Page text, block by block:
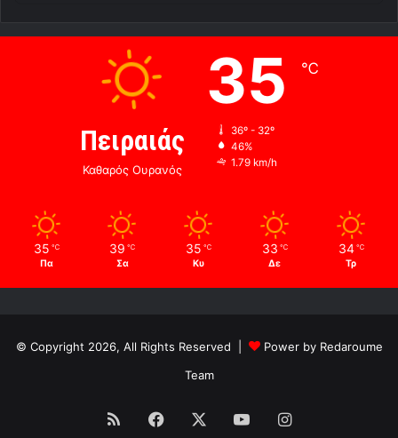
Πειραιάς
Καθαρός Ουρανός
35 ℃
36º - 32º
46%
1.79 km/h
35 ℃
Πα
39 ℃
Σα
35 ℃
Κυ
33 ℃
Δε
34 ℃
Τρ
© Copyright 2026, All Rights Reserved |
Power by Redaroume
Team
RSS Facebook YouTubeInstagram